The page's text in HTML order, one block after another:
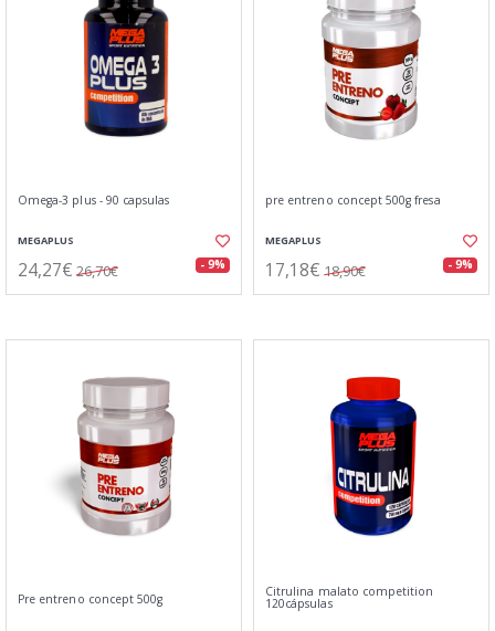
Omega-3 plus - 90 capsulas
MEGAPLUS
24,27€ 26,70€ - 9%
pre entreno concept 500g fresa
MEGAPLUS
17,18€ 18,90€ - 9%
Pre entreno concept 500g Citrulina malato competition
120cápsulas